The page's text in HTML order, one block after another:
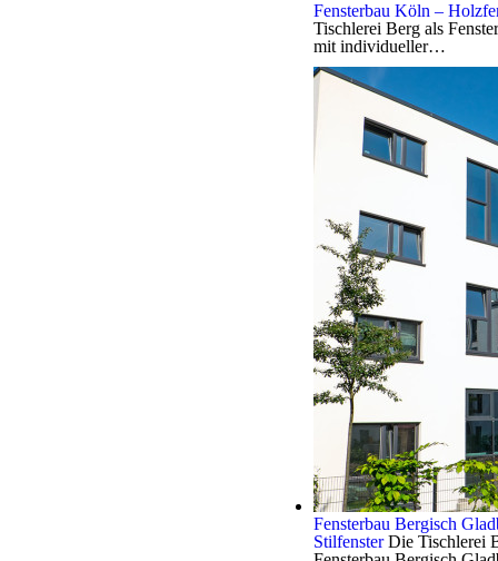
Fensterbau Köln –
Tischlerei Berg als
mit individueller…
Fensterbau Bergisch
StilfensterDie Tischlerei